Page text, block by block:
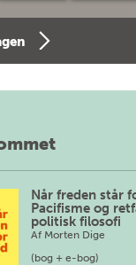
Når freden står
Pacifisme og
politisk filosofi
Af Morten Dige
(bog + e-bog)